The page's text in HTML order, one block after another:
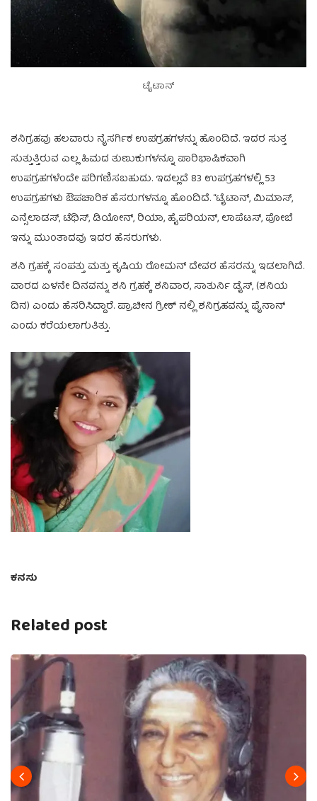
ಟೈಟಾನ್
ಶನಿಗ್ರಹವು ಹಲವಾರು ನೈಸರ್ಗಿಕ ಉಪಗ್ರಹಗಳನ್ನು ಹೊಂದಿದೆ. ಇದರ ಸುತ್ತ
ಸುತ್ತುತ್ತಿರುವ ಎಲ್ಲ ಹಿಮದ ತುಣುಕುಗಳನ್ನೂ ಪಾರಿಭಾಷಿಕವಾಗಿ
ಉಪಗ್ರಹಗಳೆಂದೇ ಪರಿಗಣಿಸಬಹುದು. ಇದಲ್ಲದೆ 83 ಉಪಗ್ರಹಗಳಲ್ಲಿ 53
ಉಪಗ್ರಹಗಳು ಔಪಚಾರಿಕ ಹೆಸರುಗಳನ್ನೂ ಹೊಂದಿದೆ. “ಟೈಟಾನ್, ಮಿಮಾಸ್,
ಎನ್ಸೆಲಾಡಸ್, ಟೆಥಿಸ್, ಡಿಯೋನ್, ರಿಯಾ, ಹೈಪರಿಯನ್, ಲಾಪೆಟಸ್, ಫೋಬೆ
ಇನ್ನು ಮುಂತಾದವು ಇದರ ಹೆಸರುಗಳು.
ಶನಿ ಗ್ರಹಕ್ಕೆ ಸಂಪತ್ತು ಮತ್ತು ಕೃಷಿಯ ರೋಮನ್ ದೇವರ ಹೆಸರನ್ನು ಇಡಲಾಗಿದೆ.
ವಾರದ ಏಳನೇ ದಿನವನ್ನು ಶನಿ ಗ್ರಹಕ್ಕೆ ಶನಿವಾರ, ಸಾತುರ್ನಿ ಡೈಸ್, (ಶನಿಯ
ದಿನ) ಎಂದು ಹೆಸರಿಸಿದ್ದಾರೆ. ಪ್ರಾಚೀನ ಗ್ರೀಕ್ ನಲ್ಲಿ ಶನಿಗ್ರಹವನ್ನು ಫೈನಾನ್
ಎಂದು ಕರೆಯಲಾಗುತಿತ್ತು.
ಕನಸು
Related post